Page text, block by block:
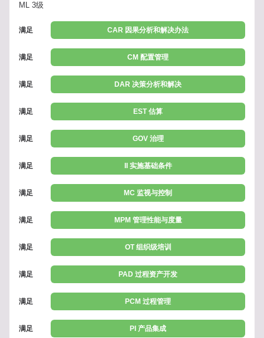
ML 3级
满足 CAR 因果分析和解决办法
满足 CM 配置管理
满足 DAR 决策分析和解决
满足 EST 估算
满足 GOV 治理
满足 II 实施基础条件
满足 MC 监视与控制
满足 MPM 管理性能与度量
满足 OT 组织级培训
满足 PAD 过程资产开发
满足 PCM 过程管理
满足 PI 产品集成